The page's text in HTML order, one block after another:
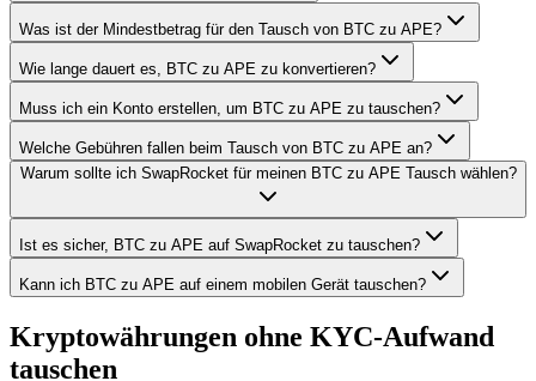
Was ist der Mindestbetrag für den Tausch von BTC zu APE?
Wie lange dauert es, BTC zu APE zu konvertieren?
Muss ich ein Konto erstellen, um BTC zu APE zu tauschen?
Welche Gebühren fallen beim Tausch von BTC zu APE an?
Warum sollte ich SwapRocket für meinen BTC zu APE Tausch wählen?
Ist es sicher, BTC zu APE auf SwapRocket zu tauschen?
Kann ich BTC zu APE auf einem mobilen Gerät tauschen?
Kryptowährungen ohne KYC-Aufwand
tauschen